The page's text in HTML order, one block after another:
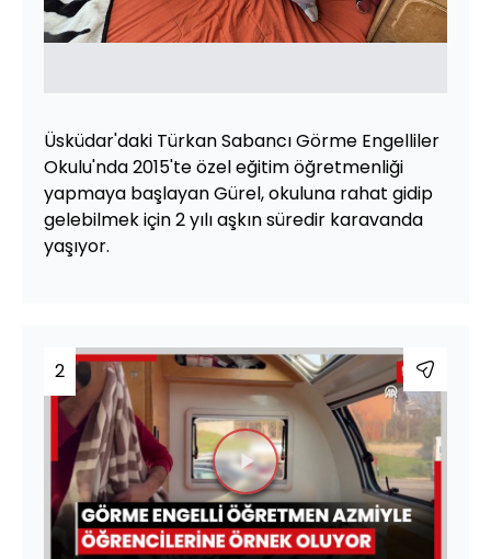
Üsküdar'daki Türkan Sabancı Görme Engelliler
Okulu'nda 2015'te özel eğitim öğretmenliği
yapmaya başlayan Gürel, okuluna rahat gidip
gelebilmek için 2 yılı aşkın süredir karavanda
yaşıyor.
2
Videoyu
Oynat